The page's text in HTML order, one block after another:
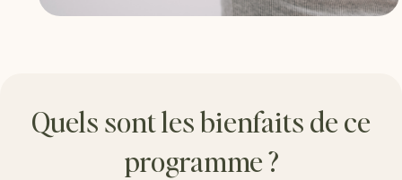
Quels sont les bienfaits de ce
programme ?